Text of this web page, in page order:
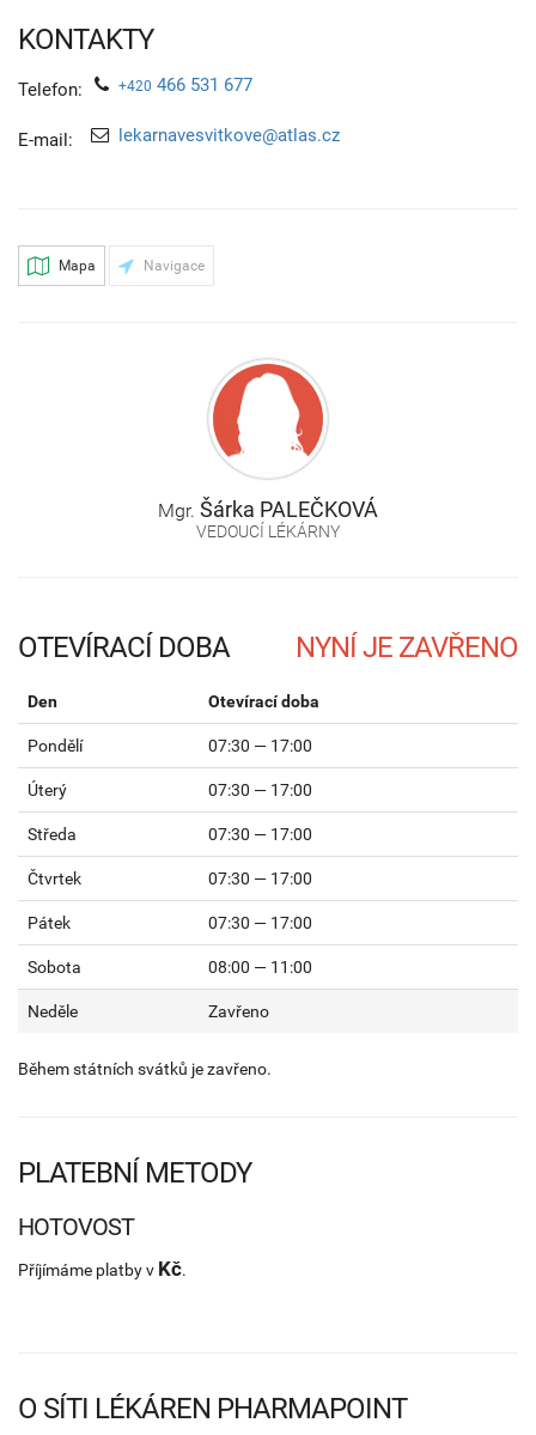
KONTAKTY
Telefon: +420 466 531 677
E-mail: lekarnavesvitkove@atlas.cz
Mapa Navigace
Mgr. Šárka PALEČKOVÁ
VEDOUCÍ LÉKÁRNY
OTEVÍRACÍ DOBA
Den Otevírací doba
Pondělí 07:30 — 17:00
Úterý 07:30 — 17:00
Středa 07:30 — 17:00
Čtvrtek 07:30 — 17:00
Pátek 07:30 — 17:00
Sobota 08:00 — 11:00
Neděle Zavřeno
Během státních svátků je zavřeno.
PLATEBNÍ METODY
HOTOVOST
Příjímáme platby v Kč.
O SÍTI LÉKÁREN PHARMAPOINT